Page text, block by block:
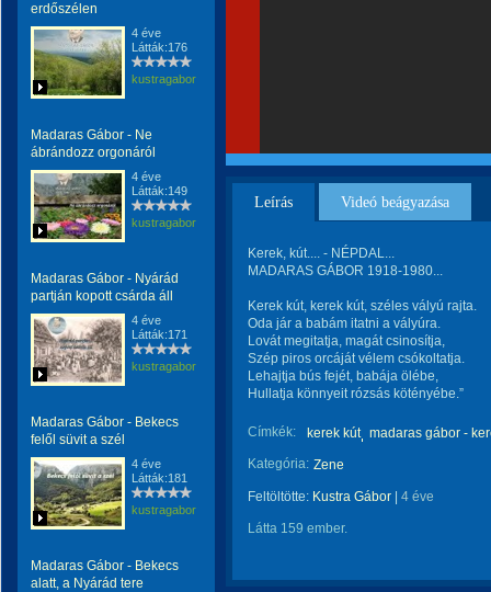
erdőszélen
4 éve
Látták:176
kustragabor
Madaras Gábor - Ne
ábrándozz orgonáról
4 éve
Látták:149
kustragabor
Madaras Gábor - Nyárád
partján kopott csárda áll
4 éve
Látták:171
kustragabor
Madaras Gábor - Bekecs
felől süvit a szél
4 éve
Látták:181
kustragabor
Madaras Gábor - Bekecs
alatt, a Nyárád tere
Leírás Videó beágyazása
Kerek, kút.... - NÉPDAL...
MADARAS GÁBOR 1918-1980...
Kerek kút, kerek kút, széles vályú rajta.
Oda jár a babám itatni a vályúra.
Lovát megitatja, magát csinosítja,
Szép piros orcáját vélem csókoltatja.
Lehajtja bús fejét, babája ölébe,
Hullatja könnyeit rózsás kötényébe.”
Címkék: kerek kút madaras gábor -
Kategória: Zene
Feltöltötte: Kustra Gábor 4 éve
Látta 159 ember.